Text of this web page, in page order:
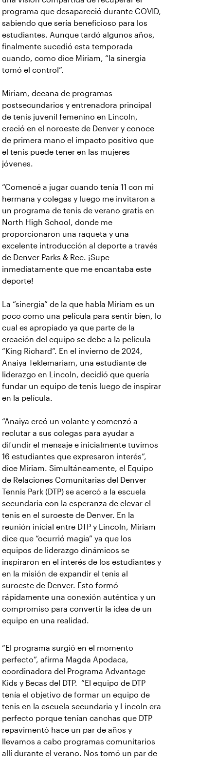
programa que desapareció durante COVID,
sabiendo que sería beneficioso para los
estudiantes. Aunque tardó algunos años,
finalmente sucedió esta temporada
cuando, como dice Miriam, “la sinergia
tomó el control”.
Miriam, decana de programas
postsecundarios y entrenadora principal
de tenis juvenil femenino en Lincoln,
creció en el noroeste de Denver y conoce
de primera mano el impacto positivo que
el tenis puede tener en las mujeres
jóvenes.
“Comencé a jugar cuando tenía 11 con mi
hermana y colegas y luego me invitaron a
un programa de tenis de verano gratis en
North High School, donde me
proporcionaron una raqueta y una
excelente introducción al deporte a través
de Denver Parks & Rec. ¡Supe
inmediatamente que me encantaba este
deporte!
La “sinergia” de la que habla Miriam es un
poco como una película para sentir bien, lo
cual es apropiado ya que parte de la
creación del equipo se debe a la película
“King Richard”. En el invierno de 2024,
Anaiya Teklemariam, una estudiante de
liderazgo en Lincoln, decidió que quería
fundar un equipo de tenis luego de inspirar
en la película.
“Anaiya creó un volante y comenzó a
reclutar a sus colegas para ayudar a
difundir el mensaje e inicialmente tuvimos
16 estudiantes que expresaron interés”,
dice Miriam. Simultáneamente, el Equipo
de Relaciones Comunitarias del Denver
Tennis Park (DTP) se acercó a la escuela
secundaria con la esperanza de elevar el
tenis en el suroeste de Denver. En la
reunión inicial entre DTP y Lincoln, Miriam
dice que “ocurrió magia” ya que los
equipos de liderazgo dinámicos se
inspiraron en el interés de los estudiantes y
en la misión de expandir el tenis al
suroeste de Denver. Esto formó
rápidamente una conexión auténtica y un
compromiso para convertir la idea de un
equipo en una realidad.
“El programa surgió en el momento
perfecto”, afirma Magda Apodaca,
coordinadora del Programa Advantage
Kids y Becas del DTP. “El equipo de DTP
tenía el objetivo de formar un equipo de
tenis en la escuela secundaria y Lincoln era
perfecto porque tenían canchas que DTP
repavimentó hace un par de años y
llevamos a cabo programas comunitarios
allí durante el verano. Nos tomó un par de